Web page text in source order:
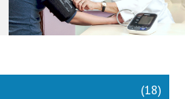
(18)